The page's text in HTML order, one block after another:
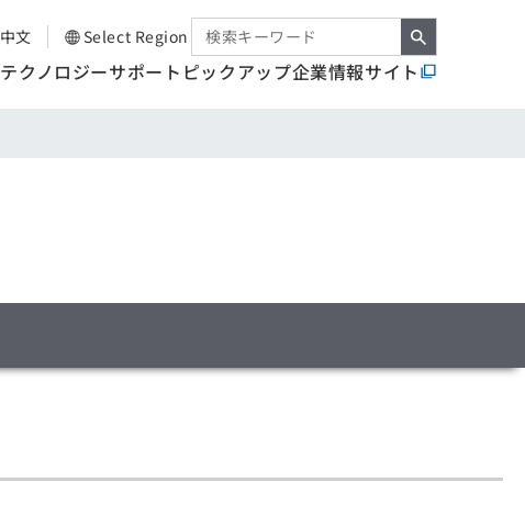
中文 Select Region
テクノロジーサポート ピックアップ企業情報サイト